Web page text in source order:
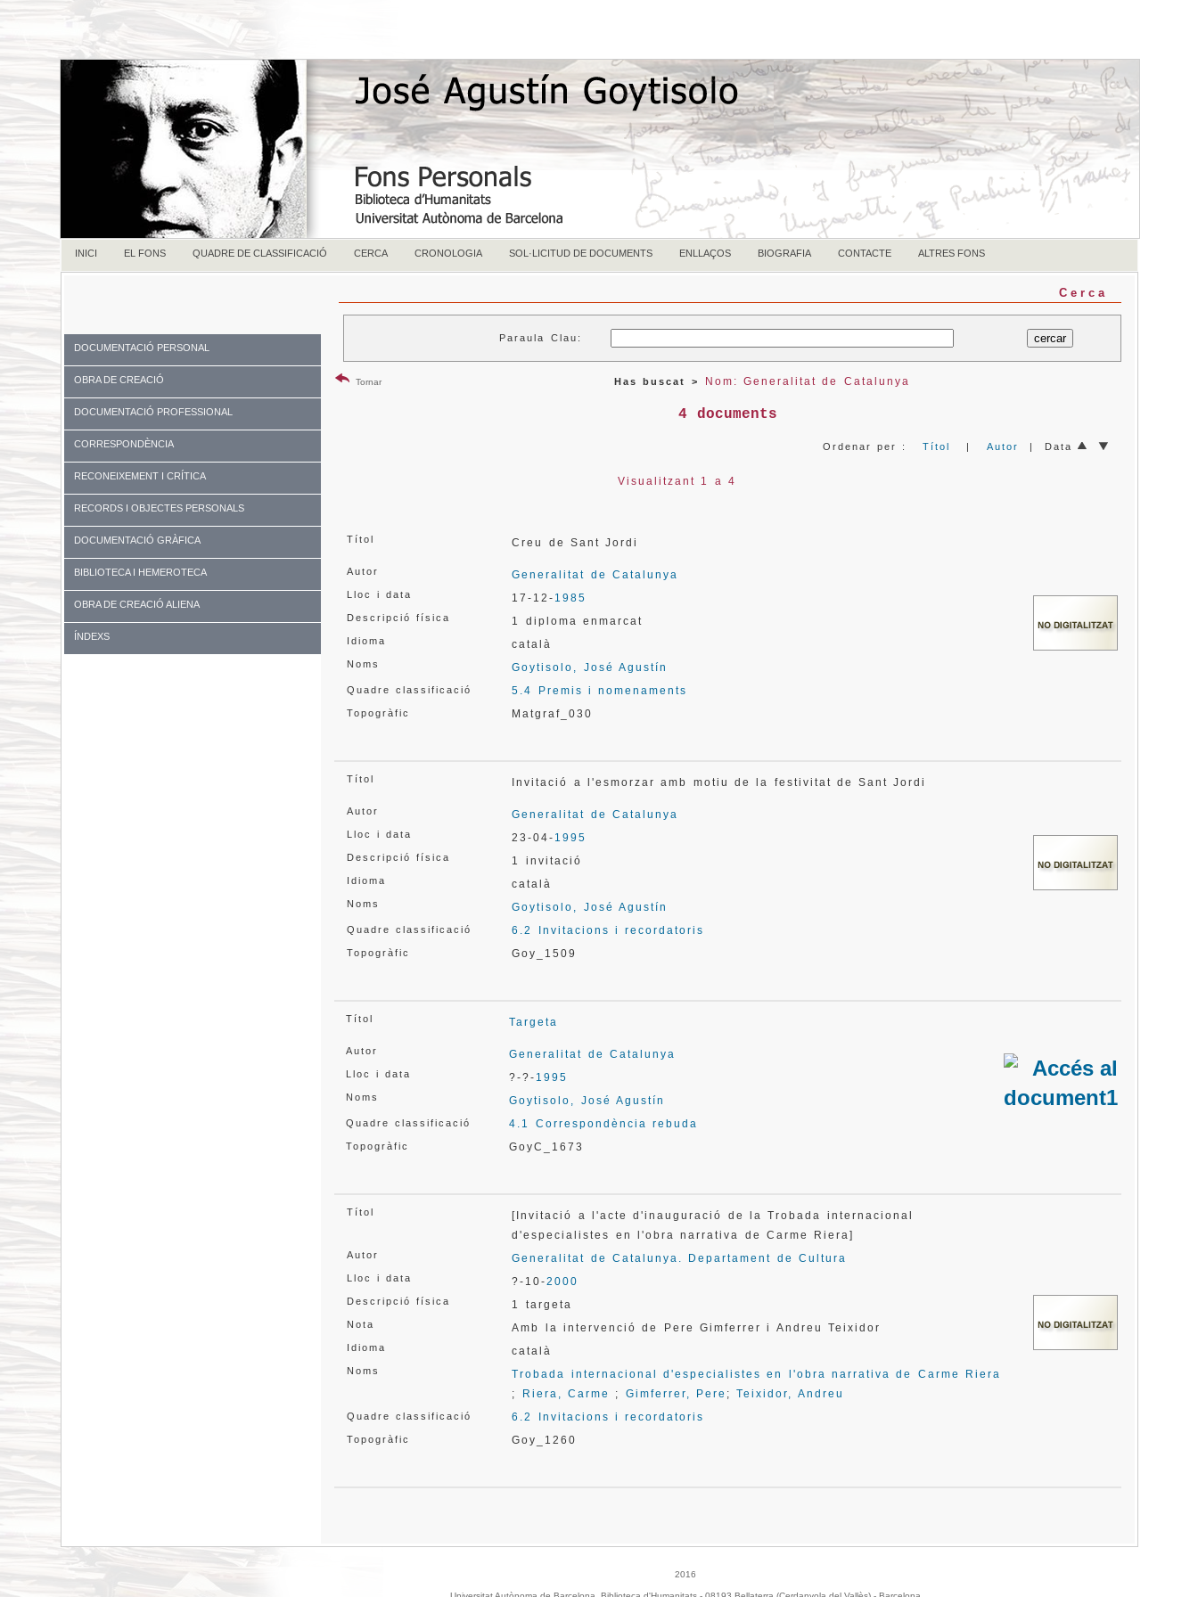
INICI EL FONS QUADRE DE CLASSIFICACIÓ CERCA CRONOLOGIA SOL·LICITUD DE DOCUMENTS ENLLAÇOS BIOGRAFIA CONTACTE ALTRES FONS
DOCUMENTACIÓ PERSONAL
OBRA DE CREACIÓ
DOCUMENTACIÓ PROFESSIONAL
CORRESPONDÈNCIA
RECONEIXEMENT I CRÍTICA
RECORDS I OBJECTES PERSONALS
DOCUMENTACIÓ GRÀFICA
BIBLIOTECA I HEMEROTECA
OBRA DE CREACIÓ ALIENA
ÍNDEXS
Cerca
Paraula Clau:
Tornar Has buscat > Nom: Generalitat de Catalunya
4 documents
Ordenar per :Títol |Autor | Data
Visualitzant 1 a 4
Títol Creu de Sant Jordi
Autor Generalitat de Catalunya
Lloc i data 17-12- 1985
Descripció física 1 diploma enmarcat
Idioma català
Noms Goytisolo, José Agustín
Quadre classificació 5.4 Premis i nomenaments
Topogràfic Matgraf_030
Títol Invitació a l'esmorzar amb motiu de la festivitat de Sant Jordi
Autor Generalitat de Catalunya
Lloc i data 23-04- 1995
Descripció física 1 invitació
Idioma català
Noms Goytisolo, José Agustín
Quadre classificació 6.2 Invitacions i recordatoris
Topogràfic Goy_1509
Títol Targeta
Autor Generalitat de Catalunya
Lloc i data ?-?- 1995
Noms Goytisolo, José Agustín
Quadre classificació 4.1 Correspondència rebuda
Topogràfic GoyC_1673
Títol
[Invitació a l'acte d'inauguració de la Trobada internacional
d'especialistes en l'obra narrativa de Carme Riera]
Autor Generalitat de Catalunya. Departament de Cultura
Lloc i data ?-10-2000
Descripció física 1 targeta
Nota Amb la intervenció de Pere Gimferrer i Andreu Teixidor
Idioma català
Noms
Trobada internacional d'especialistes en l'obra narrativa de Carme Riera
;
Riera, Carme ; Gimferrer, Pere ;Teixidor, Andreu
Quadre classificació 6.2 Invitacions i recordatoris
Topogràfic Goy_1260
2016